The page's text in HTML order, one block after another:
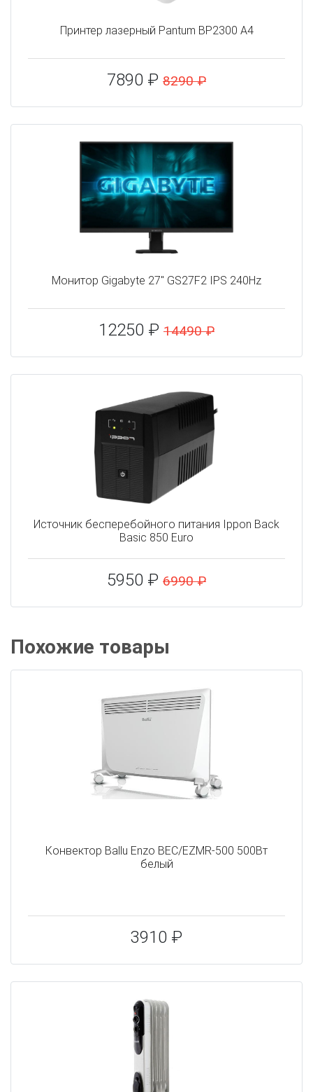
Принтер лазерный Pantum BP2300 A4
7890 ₽ 8290 ₽
Монитор Gigabyte 27" GS27F2 IPS 240Hz
12250 ₽ 14490 ₽
Источник бесперебойного питания Ippon Back
Basic 850 Euro
5950 ₽ 6990 ₽
Похожие товары
Конвектор Ballu Enzo BEC/EZMR-500 500Вт
белый
3910 ₽